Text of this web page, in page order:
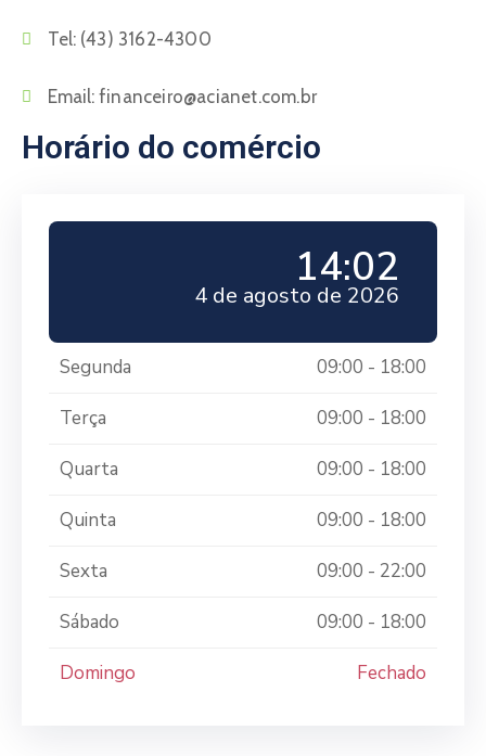
Tel: (43) 3162-4300
Email: financeiro@acianet.com.br
Horário do comércio
14:02
4 de agosto de 2026
Segunda 09:00 - 18:00
Terça 09:00 - 18:00
Quarta 09:00 - 18:00
Quinta 09:00 - 18:00
Sexta 09:00 - 22:00
Sábado 09:00 - 18:00
Domingo Fechado